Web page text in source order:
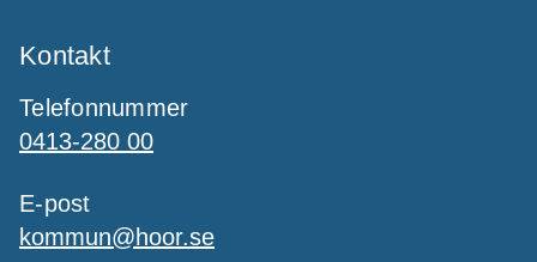
Kontakt
Telefonnummer
0413-280 00
E-post
kommun@hoor.se